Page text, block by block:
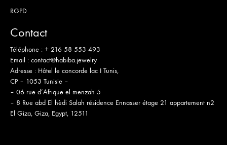
RGPD
Contact
Téléphone : + 216 58 553 493
Email : contact@habiba.jewelry
Adresse : Hôtel le concorde lac I Tunis,
CP – 1053 Tunisie –
– 06 rue d’Afrique el menzah 5
– 8 Rue abd El hèdi Salah résidence Ennasser étage 21 appartement n2
El Giza, Giza, Egypt, 12511